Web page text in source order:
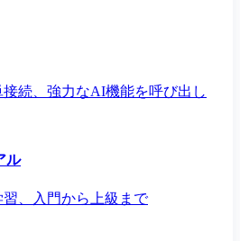
続、強力なAI機能を呼び出し
ル
、入門から上級まで